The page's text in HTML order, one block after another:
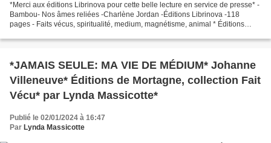
*Merci aux éditions Librinova pour cette belle lecture en service de presse* -
Bambou- Nos âmes reliées -Charlène Jordan -Éditions Librinova -118
pages - Faits vécus, spiritualité, medium, magnétisme, animal * Éditions
*JAMAIS SEULE: MA VIE DE MÉDIUM* Johanne
Villeneuve* Éditions de Mortagne, collection Fait
Vécu* par Lynda Massicotte*
Publié le 02/01/2024 à 16:47
Par Lynda Massicotte